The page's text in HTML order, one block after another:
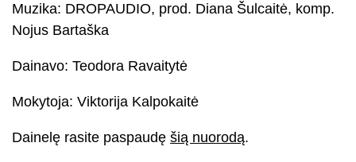
Muzika: DROPAUDIO, prod. Diana Šulcaitė, komp.
Nojus Bartaška
Dainavo: Teodora Ravaitytė
Mokytoja: Viktorija Kalpokaitė
Dainelę rasite paspaudę šią nuorodą.